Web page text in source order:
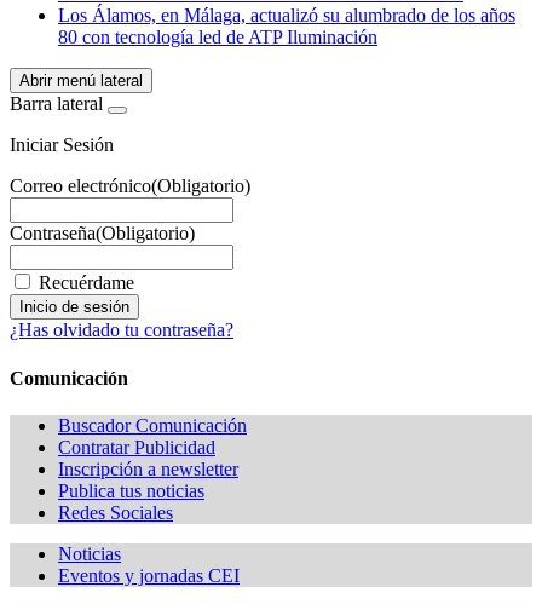
Los Álamos, en Málaga, actualizó su alumbrado de los años
80 con tecnología led de ATP Iluminación
Abrir menú lateral
Barra lateral
Iniciar Sesión
Correo electrónico(Obligatorio)
Contraseña(Obligatorio)
Recuérdame
¿Has olvidado tu contraseña?
Comunicación
Buscador Comunicación
Contratar Publicidad
Inscripción a newsletter
Publica tus noticias
Redes Sociales
Noticias
Eventos y jornadas CEI